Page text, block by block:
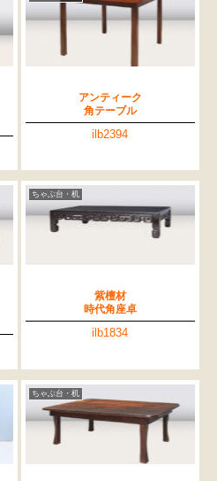
アンティーク
角テーブル
ilb2394
ちゃぶ台・机
紫檀材
時代角座卓
ilb1834
ちゃぶ台・机